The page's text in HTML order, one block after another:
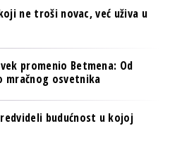
ne troši novac, već uživa u
promenio Betmena: Od
mračnog osvetnika
budućnost u kojoj